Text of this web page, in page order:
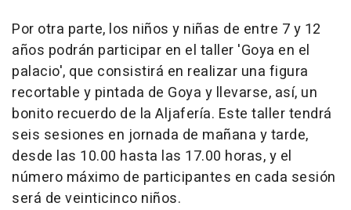
Por otra parte, los niños y niñas de entre 7 y 12
años podrán participar en el taller 'Goya en el
palacio', que consistirá en realizar una figura
recortable y pintada de Goya y llevarse, así, un
bonito recuerdo de la Aljafería. Este taller tendrá
seis sesiones en jornada de mañana y tarde,
desde las 10.00 hasta las 17.00 horas, y el
número máximo de participantes en cada sesión
será de veinticinco niños.